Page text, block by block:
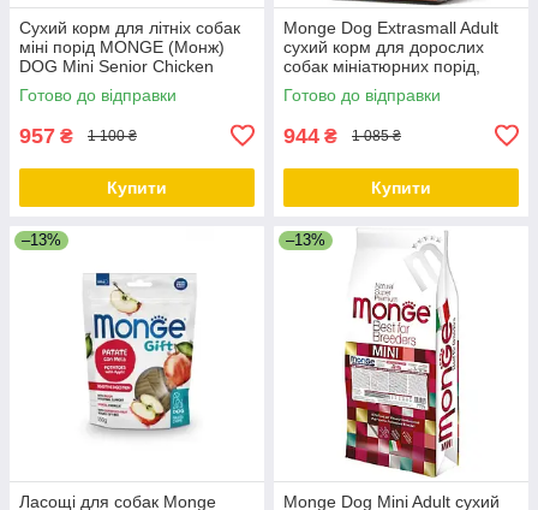
Сухий корм для літніх собак
міні порід MONGE (Монж)
DOG Mini Senior Chicken
курка 3 кг
Готово до відправки
957 ₴ 1 100 ₴
Купити
Monge Dog Extrasmall Adult
сухий корм для дорослих
собак мініатюрних порід,
лосось із рисом, 2.5 КГ
Готово до відправки
944 ₴ 1 085 ₴
Купити
–13%
Ласощі для собак Monge
–13%
Monge Dog Mini Adult сухий